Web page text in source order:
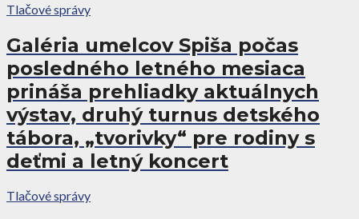
Tlačové správy
Galéria umelcov Spiša počas
posledného letného mesiaca
prináša prehliadky aktuálnych
výstav, druhý turnus detského
tábora, „tvorivky“ pre rodiny s
deťmi a letný koncert
Tlačové správy